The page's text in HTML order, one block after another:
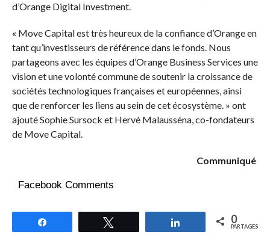
d’Orange Digital Investment.
« Move Capital est très heureux de la confiance d’Orange en
tant qu’investisseurs de référence dans le fonds. Nous
partageons avec les équipes d’Orange Business Services une
vision et une volonté commune de soutenir la croissance de
sociétés technologiques françaises et européennes, ainsi
que de renforcer les liens au sein de cet écosystème. » ont
ajouté Sophie Sursock et Hervé Malausséna, co-fondateurs
de Move Capital.
Communiqué
Facebook Comments
Partagez 0
PARTAGES